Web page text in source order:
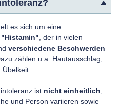
es sich um eine
, der in vielen
verschiedene Beschwerden
zählen u.a. Hautausschlag,
ist nicht einheitlich
und Person variieren sowie